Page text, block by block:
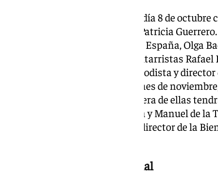
El mes de octubre se iniciará el día 8 de
lado, Blanca del Rey y por otro, Patricia
periodista de Radio Nacional de España, Olga
tablaos’. El 22 de octubre, los guitarristas
compartirán la tarde con el periodista y director
para hablar de ‘La guitarra’. El mes de
acogerá dos diferentes. La primera de ellas
los cantaores José de la Tomasa y Manuel de
Marín serán conducidos por el director de la
Leonor Leal como broche final